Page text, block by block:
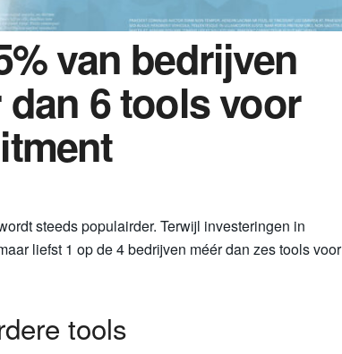
van bedrijven
6 tools voor
steeds populairder. Terwijl investeringen in
liefst 1 op de 4 bedrijven méér dan zes tools voor
tools